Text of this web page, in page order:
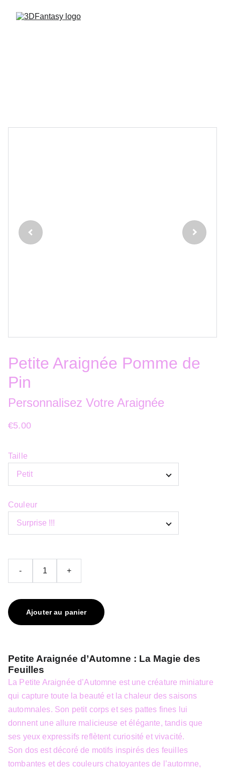
Petite Araignée Pomme de
Pin
Personnalisez Votre Araignée
€5.00
Taille
Couleur
- +
Ajouter au panier
Petite Araignée d’Automne : La Magie des
Feuilles
La Petite Araignée d’Automne est une créature miniature
qui capture toute la beauté et la chaleur des saisons
automnales. Son petit corps et ses pattes fines lui
donnent une allure malicieuse et élégante, tandis que
ses yeux expressifs reflètent curiosité et vivacité.
Son dos est décoré de motifs inspirés des feuilles
tombantes et des couleurs chatoyantes de l’automne,